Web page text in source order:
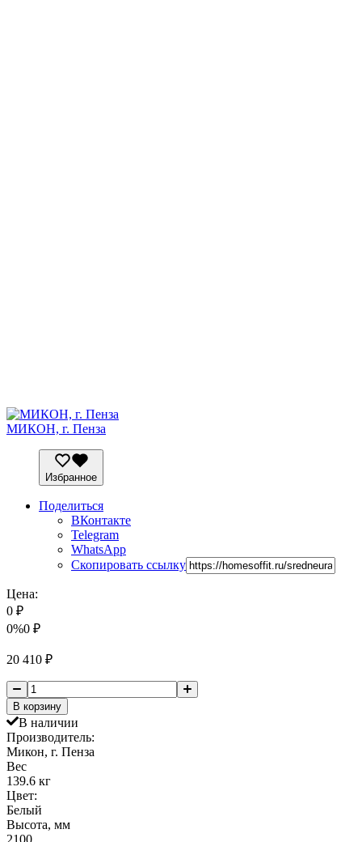
МИКОН, г. Пенза
Избранное
Поделиться
ВКонтакте
Telegram
WhatsApp
Скопировать ссылку
Цена:
0 ₽
0%0 ₽
20 410 ₽
В корзину
В наличии
Производитель:
Микон, г. Пенза
Вес
139.6 кг
Цвет:
Белый
Высота, мм
2100